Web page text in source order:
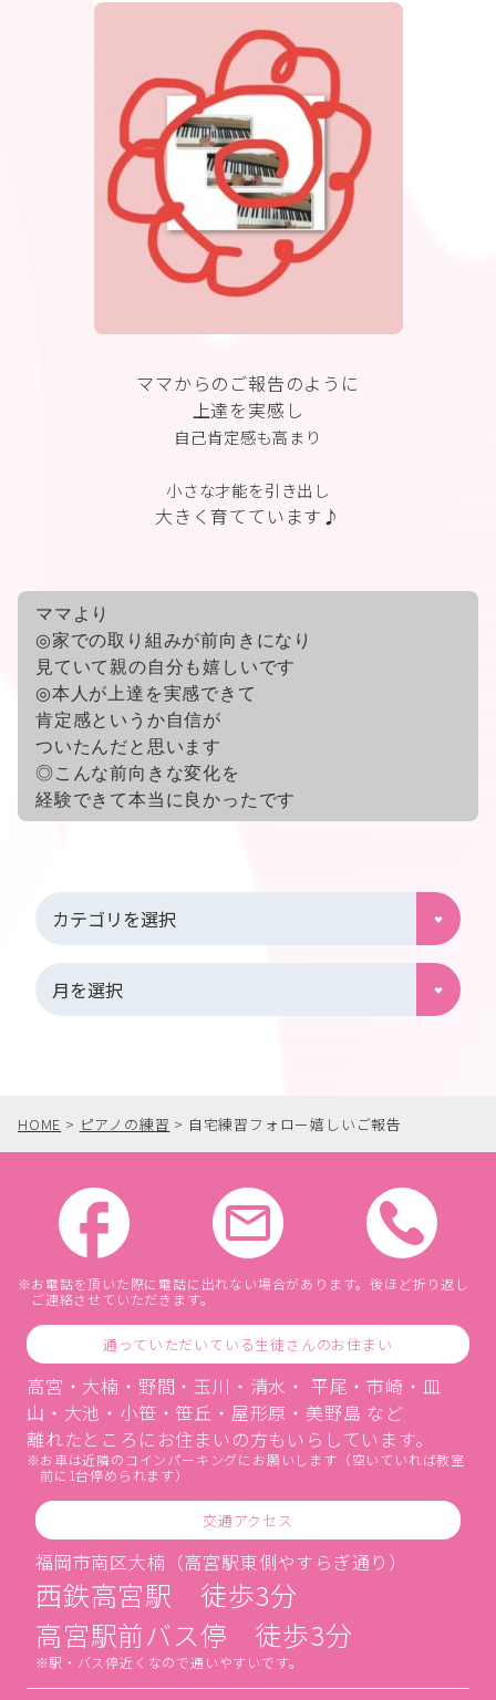
ママからのご報告のように
上達を実感し
自己肯定感も高まり
小さな才能を引き出し
大きく育てています♪
ママより
◎家での取り組みが前向きになり
見ていて親の自分も嬉しいです
◎本人が上達を実感できて
肯定感というか自信が
ついたんだと思います
◎こんな前向きな変化を
経験できて本当に良かったです
HOME > ピアノの練習 > 自宅練習フォロー嬉しいご報告
お電話を頂いた際に電話に出れない場合があります。後ほど折り返し
ご連絡させていただきます。
通っていただいている生徒さんのお住まい
高宮・大楠・野間・玉川・清水・ 平尾・市崎・皿
山・大池・小笹・笹丘・屋形原・美野島 など
離れたところにお住まいの方もいらしています。
お車は近隣のコインパーキングにお願いします（空いていれば教室
前に1台停められます）
交通アクセス
福岡市南区大楠（高宮駅東側やすらぎ通り）
西鉄高宮駅 徒歩3分
高宮駅前バス停 徒歩3分
駅・バス停近くなので通いやすいです。